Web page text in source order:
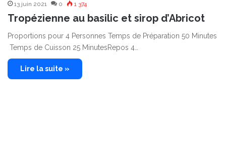
13 juin 2021 0 1 374
Tropézienne au basilic et sirop d’Abricot
Proportions pour 4 Personnes Temps de Préparation 50 Minutes
Temps de Cuisson 25 MinutesRepos 4…
Lire la suite »